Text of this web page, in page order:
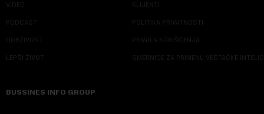
VIDEO
PODCAST
ODRŽIVOST
LEPŠI ŽIVOT
KLIJENTI
POLITIKA PRIVATNOSTI
PRAVILA KORIŠĆENJA
SMERNICE ZA PRIMENU VEŠTAČKE
BUSSINES INFO GROUP